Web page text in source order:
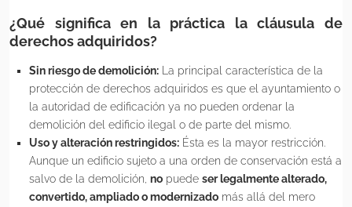
¿Qué significa en la práctica la cláusula de
derechos adquiridos?
Sin riesgo de demolición: La principal característica de la
protección de derechos adquiridos es que el ayuntamiento o
la autoridad de edificación ya no pueden ordenar la
demolición del edificio ilegal o de parte del mismo.
Uso y alteración restringidos: Ésta es la mayor restricción.
Aunque un edificio sujeto a una orden de conservación está a
salvo de la demolición, no puede ser legalmente alterado,
convertido, ampliado o modernizado más allá del mero